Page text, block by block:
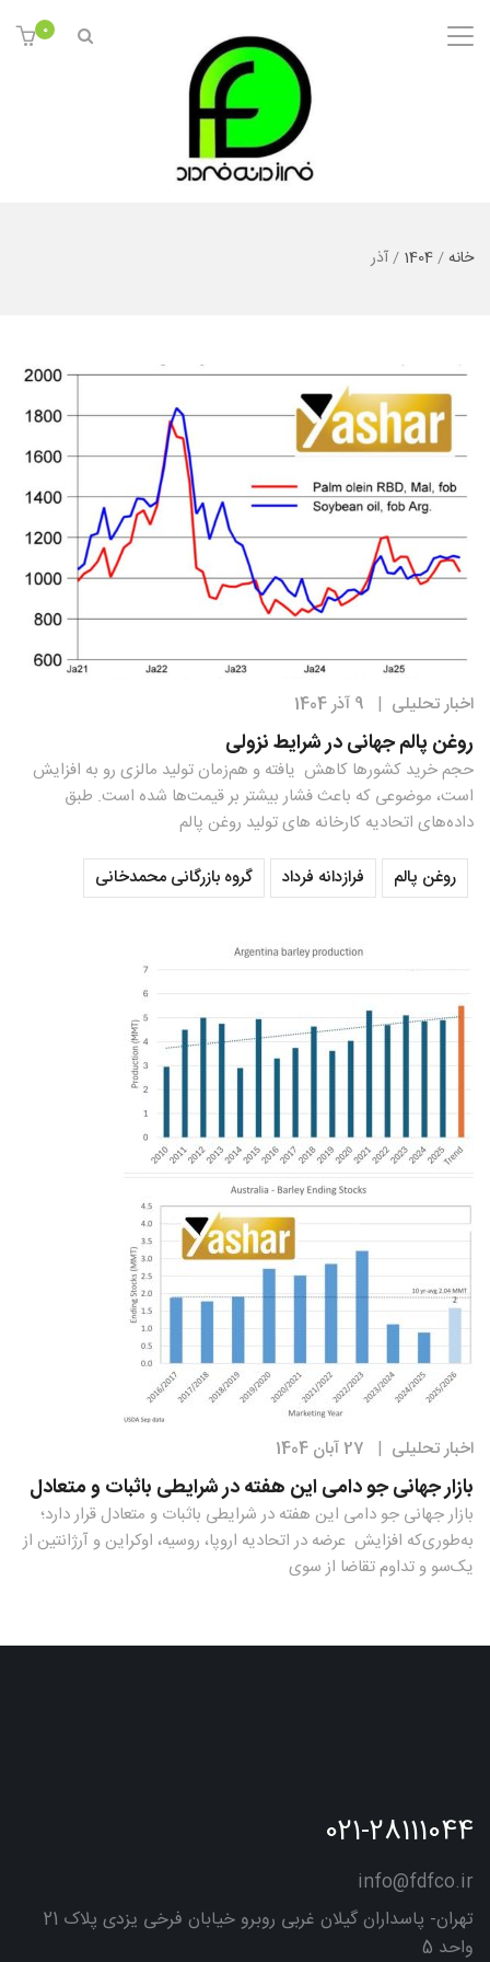
0
خانه/
1404
/آذر
اخبار تحلیلی | 9 آذر 1404
روغن پالم جهانی در شرایط نزولی
حجم خرید کشورها کاهش یافته و هم‌زمان تولید مالزی رو به افزایش
است، موضوعی که باعث فشار بیشتر بر قیمت‌ها شده است. طبق
داده‌های اتحادیه كارخانه هاى توليد روغن پالم
روغن پالم
فرازدانه فرداد گروه بازرگانی محمدخانی
اخبار تحلیلی | 27 آبان 1404
بازار جهانی جو دامی این هفته در شرایطی باثبات و متعادل
بازار جهانی جو دامی این هفته در شرایطی باثبات و متعادل قرار دارد؛
به‌طوری‌که افزایش عرضه در اتحادیه اروپا، روسیه، اوکراین و آرژانتین از
یک‌سو و تداوم تقاضا از سوی
021-28111044
info@fdfco.ir
تهران- پاسداران گیلان غربی روبرو خیابان فرخی یزدی پلاک 21
واحد 5